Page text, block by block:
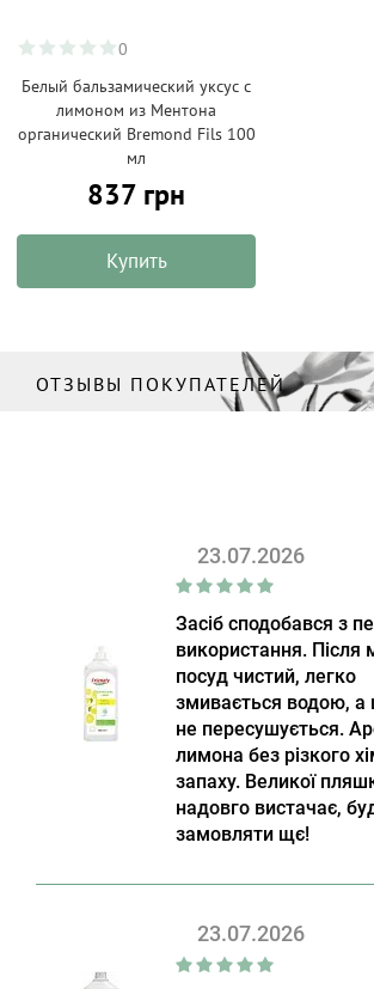
0
Белый бальзамический уксус с
лимоном из Ментона
органический Bremond Fils 100
мл
837 грн
Купить
ОТЗЫВЫ ПОКУПАТЕЛЕЙ
23.07.2026
Засіб сподобався з
використання. Після
посуд чистий, легко
змивається водою, а
не пересушується.
лимона без різкого
запаху. Великої
надовго вистачає,
замовляти щє!
23.07.2026